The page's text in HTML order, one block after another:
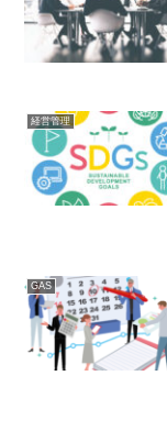
経営管理
GAS